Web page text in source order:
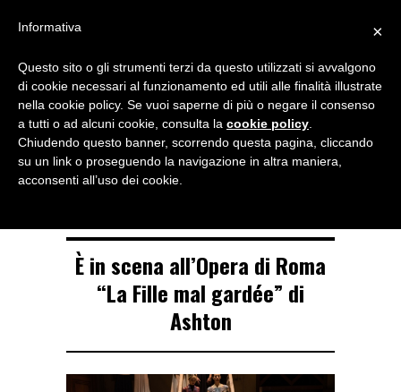
NOTIZIE DI DANZA IN ITALIA E ALL’ESTERO, PER DANZATORI,
TAG ARCHIVE
La Fille mal gardée
È in scena all’Opera di Roma
“La Fille mal gardée” di
Ashton
×
Informativa
Questo sito o gli strumenti terzi da questo utilizzati si avvalgono
di cookie necessari al funzionamento ed utili alle finalità illustrate
nella cookie policy. Se vuoi saperne di più o negare il consenso
a tutti o ad alcuni cookie, consulta la cookie policy
Chiudendo questo banner, scorrendo questa pagina, cliccando
su un link o proseguendo la navigazione in altra maniera,
acconsenti all’uso dei cookie.